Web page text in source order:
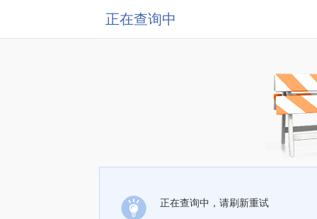
正在查询中
正在查询中，请刷新重试